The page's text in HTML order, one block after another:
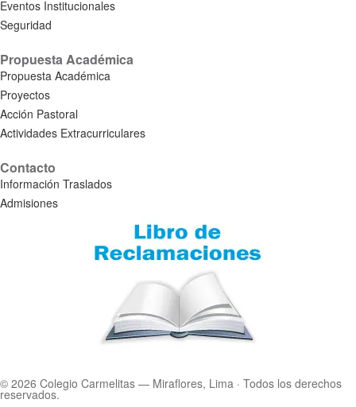
Eventos Institucionales
Seguridad
Propuesta Académica
Propuesta Académica
Proyectos
Acción Pastoral
Actividades Extracurriculares
Contacto
Información Traslados
Admisiones
© 2026 Colegio Carmelitas — Miraflores, Lima · Todos los derechos
reservados.